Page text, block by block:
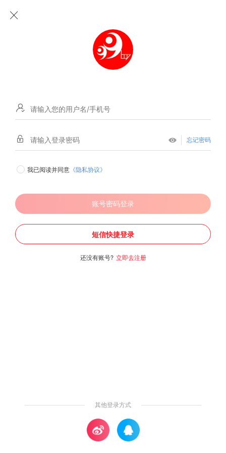
忘记密码
我已阅读并同意 《隐私协议》
账号密码登录
短信快捷登录
还没有账号? 立即去注册
其他登录方式